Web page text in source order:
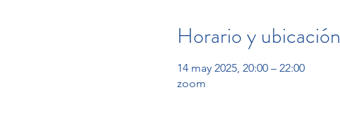
Horario y ubicación
14 may 2025, 20:00 – 22:00
zoom